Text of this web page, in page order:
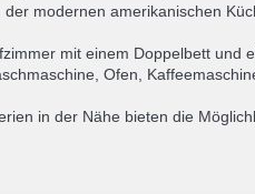
modernen amerikanischen
mit einem Doppelbett
Ofen,
in der Nähe bieten die